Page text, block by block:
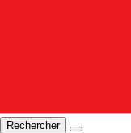
Rechercher